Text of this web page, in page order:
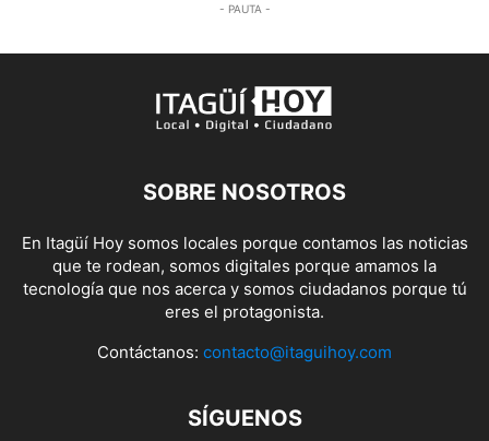
- PAUTA -
SOBRE NOSOTROS
En Itagüí Hoy somos locales porque contamos las noticias
que te rodean, somos digitales porque amamos la
tecnología que nos acerca y somos ciudadanos porque tú
eres el protagonista.
Contáctanos: contacto@itaguihoy.com
SÍGUENOS